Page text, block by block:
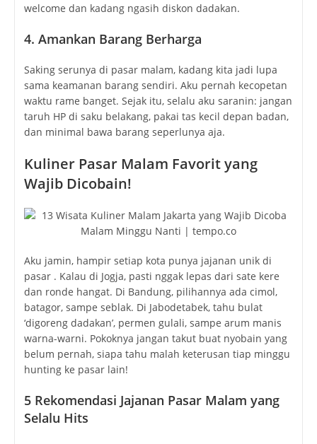
welcome dan kadang ngasih diskon dadakan.
4. Amankan Barang Berharga
Saking serunya di pasar malam, kadang kita jadi lupa
sama keamanan barang sendiri. Aku pernah kecopetan
waktu rame banget. Sejak itu, selalu aku saranin: jangan
taruh HP di saku belakang, pakai tas kecil depan badan,
dan minimal bawa barang seperlunya aja.
Kuliner Pasar Malam Favorit yang
Wajib Dicobain!
Aku jamin, hampir setiap kota punya jajanan unik di
pasar . Kalau di Jogja, pasti nggak lepas dari sate kere
dan ronde hangat. Di Bandung, pilihannya ada cimol,
batagor, sampe seblak. Di Jabodetabek, tahu bulat
‘digoreng dadakan’, permen gulali, sampe arum manis
warna-warni. Pokoknya jangan takut buat nyobain yang
belum pernah, siapa tahu malah keterusan tiap minggu
hunting ke pasar lain!
5 Rekomendasi Jajanan Pasar Malam yang
Selalu Hits